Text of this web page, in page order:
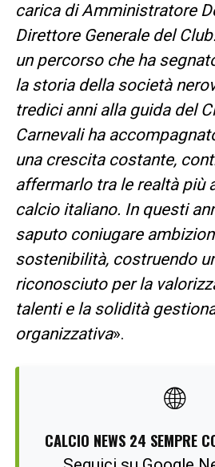
carica di Amministratore
Direttore Generale del
un percorso che ha
la storia della società
tredici anni alla guida del
Carnevali ha
una crescita costante,
affermarlo tra le realtà più
calcio italiano. In questi
saputo coniugare
sostenibilità, costruendo
riconosciuto per la
talenti e la solidità
organizzativa».
🌐
CALCIO NEWS 24 SEMPRE